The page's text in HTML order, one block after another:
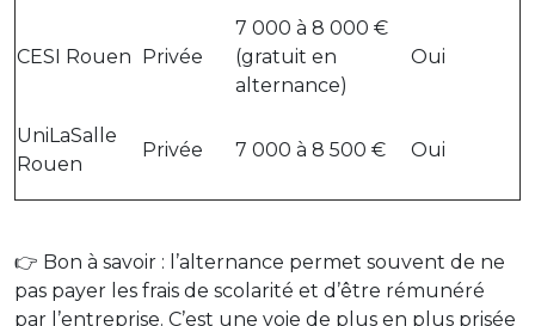
CESI Rouen Privée
7 000 à 8 000 €
(gratuit en
alternance)
Oui
UniLaSalle
Rouen
Privée 7 000 à 8 500 € Oui
👉 Bon à savoir : l’alternance permet souvent de ne
pas payer les frais de scolarité et d’être rémunéré
par l’entreprise. C’est une voie de plus en plus prisée